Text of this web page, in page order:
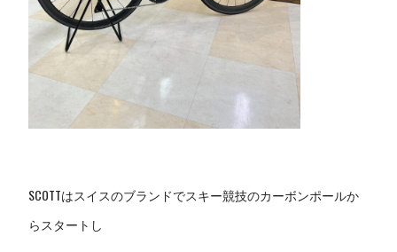
SCOTTはスイスのブランドでスキー競技のカーボンポールか
らスタートし